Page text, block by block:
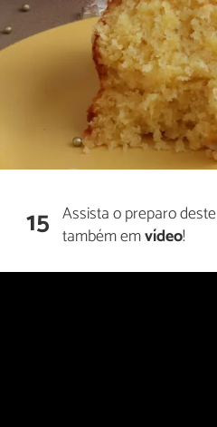
15 Assista o preparo deste
também emvídeo!